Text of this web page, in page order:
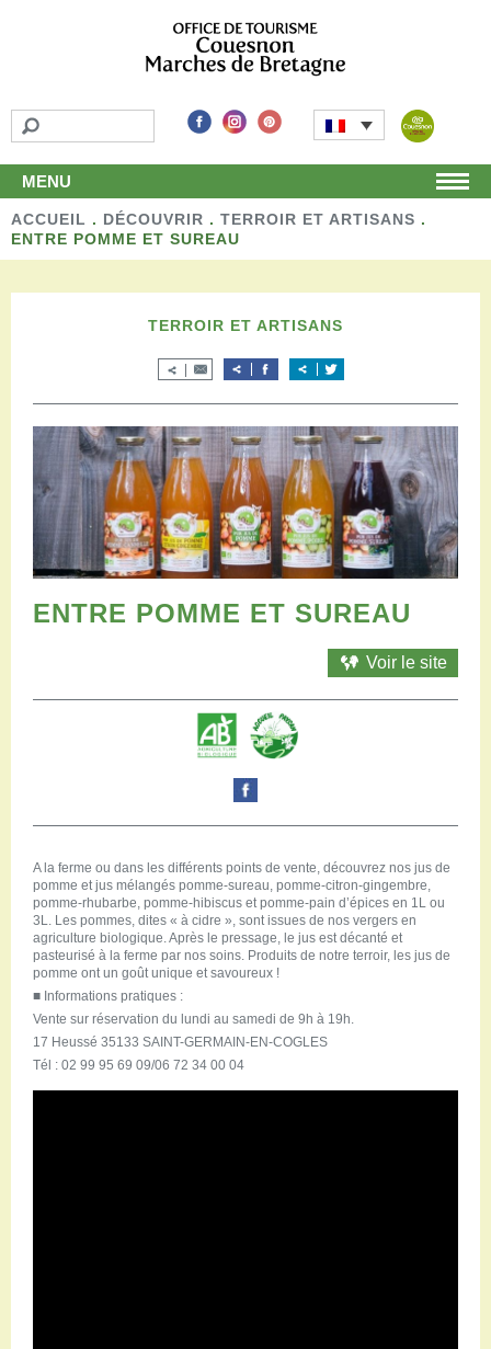
MENU
Accueil
Découvrir
Les activités de loisirs
Terroir et artisans
Autour de chez nous
Séjourner
Hébergements
Restaurants
Aires de camping-car
Salles de réception
Aires de pique-nique
Randonner
Randonnées équestres
Documents à télécharger
Venir en groupe
Espace Pro
ACCUEIL . DÉCOUVRIR . TERROIR ET ARTISANS .
ENTRE POMME ET SUREAU
TERROIR ET ARTISANS
ENTRE POMME ET SUREAU
Voir le site
A la ferme ou dans les différents points de vente, découvrez nos jus de
pomme et jus mélangés pomme-sureau, pomme-citron-gingembre,
pomme-rhubarbe, pomme-hibiscus et pomme-pain d’épices en 1L ou
3L. Les pommes, dites « à cidre », sont issues de nos vergers en
agriculture biologique. Après le pressage, le jus est décanté et
pasteurisé à la ferme par nos soins. Produits de notre terroir, les jus de
pomme ont un goût unique et savoureux !
■ Informations pratiques :
Vente sur réservation du lundi au samedi de 9h à 19h.
17 Heussé 35133 SAINT-GERMAIN-EN-COGLES
Tél : 02 99 95 69 09/06 72 34 00 04